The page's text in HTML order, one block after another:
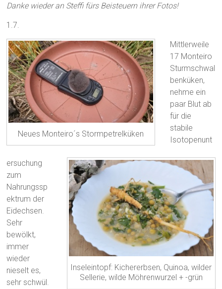
Danke wieder an Steffi fürs Beisteuern ihrer Fotos!
1.7.
Neues Monteiro´s Stormpetrelküken
Inseleintopf: Kichererbsen, Quinoa, wilder
Sellerie, wilde Möhrenwurzel + -grün
Mittlerweile
17 Monteiro
Sturmschwal
benküken,
nehme ein
paar Blut ab
für die
stabile
Isotopenunt
ersuchung
zum
Nahrungssp
ektrum der
Eidechsen.
Sehr
bewölkt,
immer
wieder
nieselt es,
sehr schwül.